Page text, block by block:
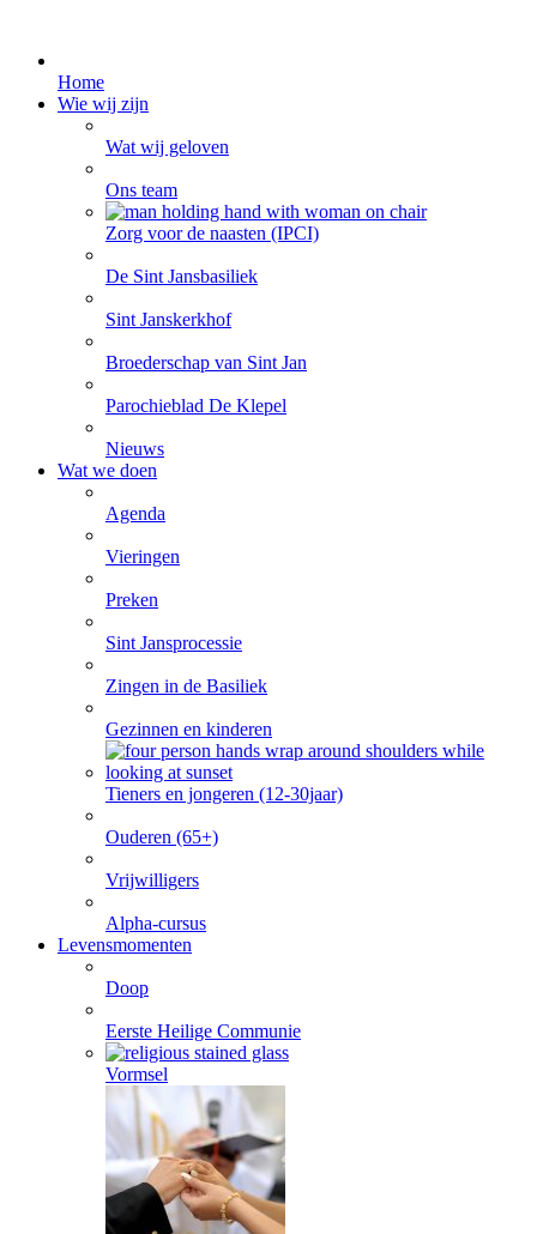
Home
Wie wij zijn
Wat wij geloven
Ons team
Zorg voor de naasten (IPCI)
De Sint Jansbasiliek
Sint Janskerkhof
Broederschap van Sint Jan
Parochieblad De Klepel
Nieuws
Wat we doen
Agenda
Vieringen
Preken
Sint Jansprocessie
Zingen in de Basiliek
Gezinnen en kinderen
Tieners en jongeren (12-30jaar)
Ouderen (65+)
Vrijwilligers
Alpha-cursus
Levensmomenten
Doop
Eerste Heilige Communie
Vormsel